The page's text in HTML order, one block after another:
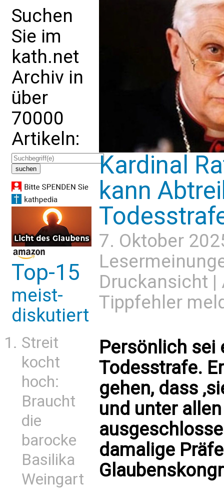
Suchen
Sie im
kath.net
Archiv in
über
70000
Artikeln:
Top-15
meist-
diskutiert
Streit
kocht
hoch:
Braucht
die
barocke
Basilika
Weingart
Kardinal
kann
7. Oktober
Druckansicht |
Tippfehler
Persönlich sei
Todesstrafe.
gehen, dass
und unter
damalige